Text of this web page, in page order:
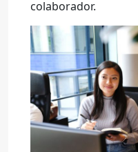
colaborador.